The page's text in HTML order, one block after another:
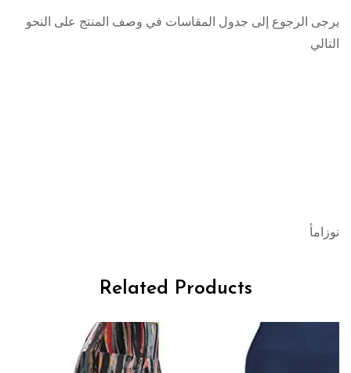
يرجى الرجوع إلى جدول المقاسات في وصف المنتج على النحو
التالي
نوزامأ
Related Products